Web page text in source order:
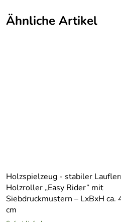
Herstellungsort:
Bereich:
Saison:
Warnhinweis:
Ähnliche Artikel
Holzspielzeug - stabiler
Holzroller „Easy Rider“ mit
Siebdruckmustern – LxBxH ca.
cm